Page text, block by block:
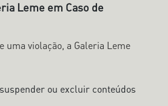
Leme em Caso de
uma violação, a Galeria Leme
ou excluir conteúdos